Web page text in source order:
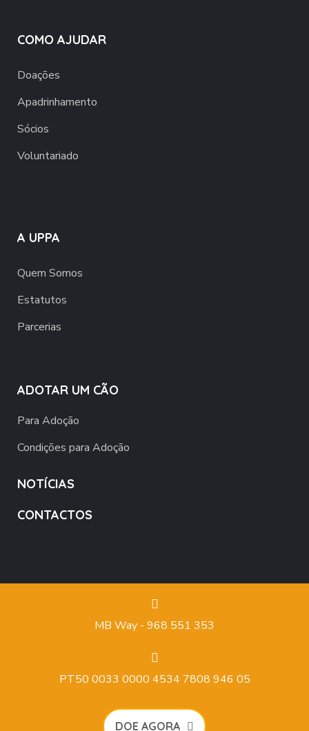
COMO AJUDAR
Doações
Apadrinhamento
Sócios
Voluntariado
A UPPA
Quem Somos
Estatutos
Parcerias
ADOTAR UM CÃO
Para Adoção
Condições para Adoção
NOTÍCIAS
CONTACTOS
MB Way - 968 551 353
PT50 0033 0000 4534 7808 946 05
DOE AGORA